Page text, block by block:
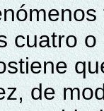
cuatro
de